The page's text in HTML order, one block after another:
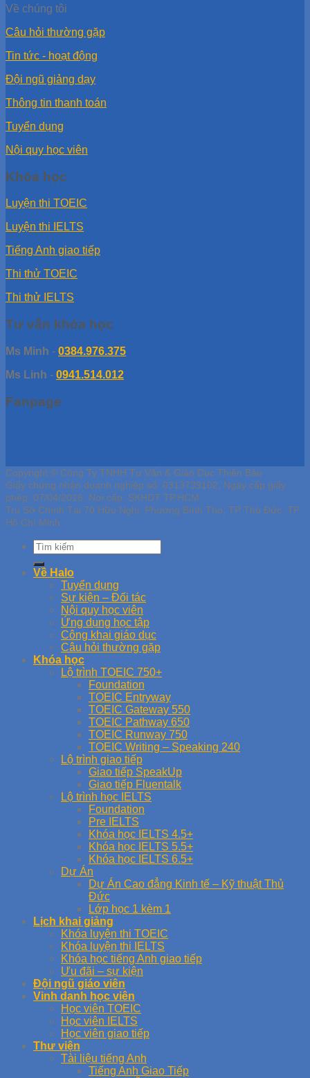
Về chúng tôi
Câu hỏi thường gặp
Tin tức - hoạt động
Đội ngũ giảng dạy
Thông tin thanh toán
Tuyển dụng
Nội quy học viên
Khóa học
Luyện thi TOEIC
Luyện thi IELTS
Tiếng Anh giao tiếp
Thi thử TOEIC
Thi thử IELTS
Tư vấn khóa học
Ms Minh - 0384.976.375
Ms Linh - 0941.514.012
Fanpage
Copyright © Công Ty TNHH Tư Vấn & Giáo Dục Thiên Bảo
Giấy chứng nhận doanh nghiệp số: 0313739102, Ngày cấp giấy
phép: 07/04/2016, Nơi cấp: SKHDT TP.HCM
Trụ Sở Chính Tại 70 Hữu Nghị, Phường Bình Thọ, TP Thủ Đức, TP
Hồ Chí Minh
Về Halo
Tuyển dụng
Sự kiện – Đối tác
Nội quy học viên
Ứng dụng học tập
Công khai giáo dục
Câu hỏi thường gặp
Khóa học
Lộ trình TOEIC 750+
Foundation
TOEIC Entryway
TOEIC Gateway 550
TOEIC Pathway 650
TOEIC Runway 750
TOEIC Writing – Speaking 240
Lộ trình giao tiếp
Giao tiếp SpeakUp
Giao tiếp Fluentalk
Lộ trình học IELTS
Foundation
Pre IELTS
Khóa học IELTS 4.5+
Khóa học IELTS 5.5+
Khóa học IELTS 6.5+
Dự Án
Dự Án Cao đẳng Kinh tế – Kỹ thuật Thủ
Đức
Lớp học 1 kèm 1
Lịch khai giảng
Khóa luyện thi TOEIC
Khóa luyện thi IELTS
Khóa học tiếng Anh giao tiếp
Ưu đãi – sự kiện
Đội ngũ giáo viên
Vinh danh học viên
Học viên TOEIC
Học viên IELTS
Học viên giao tiếp
Thư viện
Tài liệu tiếng Anh
Tiếng Anh Giao Tiếp